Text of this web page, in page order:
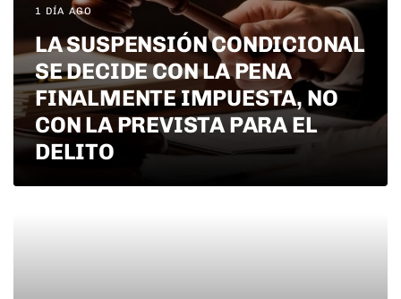
1 DÍA AGO
LA SUSPENSIÓN CONDICIONAL
SE DECIDE CON LA PENA
FINALMENTE IMPUESTA, NO
CON LA PREVISTA PARA EL
DELITO